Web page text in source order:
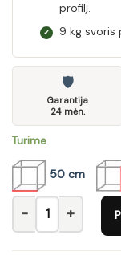
profilį.
✓ 9 kg svoris
🛡
Garantija
24 mėn.
Turime
50 cm
produkto kiekis: